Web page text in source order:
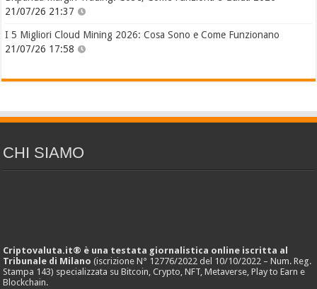
21/07/26 21:37
I 5 Migliori Cloud Mining 2026: Cosa Sono e Come Funzionano
21/07/26 17:58
CHI SIAMO
Criptovaluta.it® è una testata giornalistica online iscritta al
Tribunale di Milano (iscrizione N° 12776/2022 del 10/10/2022 – Num. Reg.
Stampa 143) specializzata su Bitcoin, Crypto, NFT, Metaverse, Play to Earn e
Blockchain.